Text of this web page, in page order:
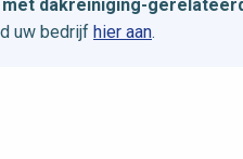
dakreiniging-
uw bedrijf hier aan.